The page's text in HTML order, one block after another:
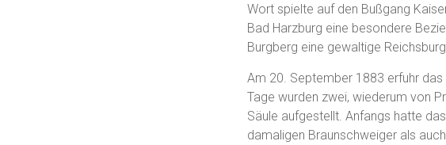
Wort spielte auf den Bußgang
Bad Harzburg eine besondere
Burgberg eine gewaltige
Am 20. September 1883 erfuhr
Tage wurden zwei, wiederum von
Säule aufgestellt. Anfangs hatte
damaligen Braunschweiger als